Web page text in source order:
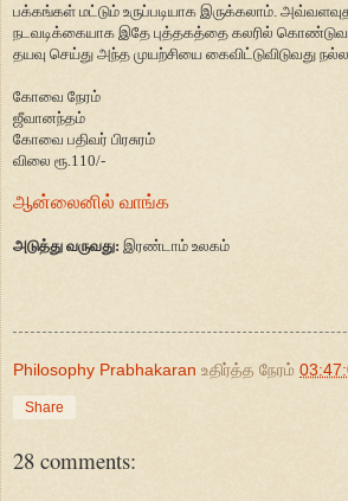
பக்கங்கள் மட்டும் உருப்படியாக இருக்கலாம்.
நடவடிக்கையாக இதே புத்தகத்தை கலரில் கொண்டுவர
தயவு செய்து அந்த முயற்சியை கைவிட்டுவிடுவது
கோவை நேரம்
ஜீவானந்தம்
கோவை பதிவர் பிரசுரம்
விலை ரூ.110/-
ஆன்லைனில் வாங்க
அடுத்து வருவது: இரண்டாம் உலகம்
Philosophy Prabhakaran உதிர்த்த நேரம்
Share
28 comments: